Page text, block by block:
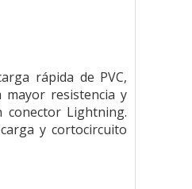
rápida de PVC,
resistencia y
conector Lightning.
y cortocircuito